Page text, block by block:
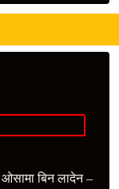
बिन लादेन –